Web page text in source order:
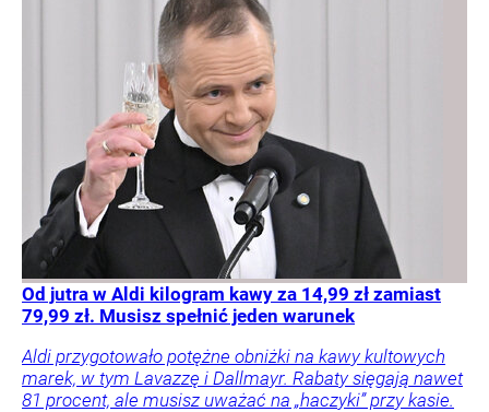
Od jutra w Aldi kilogram kawy za 14,99 zł zamiast
79,99 zł. Musisz spełnić jeden warunek
Aldi przygotowało potężne obniżki na kawy kultowych
marek, w tym Lavazzę i Dallmayr. Rabaty sięgają nawet
81 procent, ale musisz uważać na „haczyki” przy kasie.